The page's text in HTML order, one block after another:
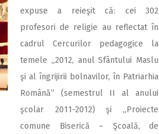
expuse a reieşit că: cei 302
profesori de religie au reflectat în
cadrul Cercurilor pedagogice la
temele „2012, anul Sfântului Maslu
şi al îngrijirii bolnavilor, în Patriarhia
Română” (semestrul II al anului
şcolar 2011-2012) şi „Proiecte
comune Biserică – Şcoală, de